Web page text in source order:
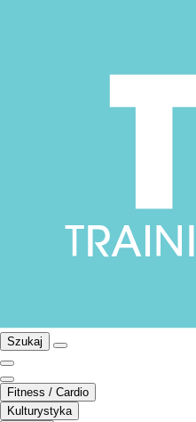
Szukaj
Fitness / Cardio
Kulturystyka